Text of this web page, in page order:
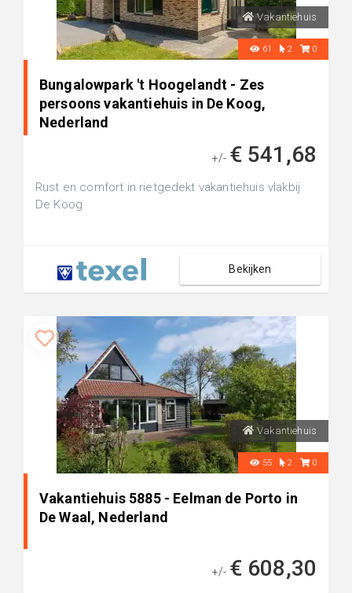
Vakantiehuis
61 2 0
Bungalowpark 't Hoogelandt - Zes
persoons vakantiehuis in De Koog,
Nederland
+/- € 541,68
Rust en comfort in rietgedekt vakantiehuis vlakbij
De Koog
Bekijken
Vakantiehuis
55 2 0
Vakantiehuis 5885 - Eelman de Porto in
De Waal, Nederland
+/- € 608,30